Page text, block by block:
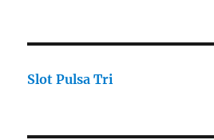
Slot Pulsa Tri